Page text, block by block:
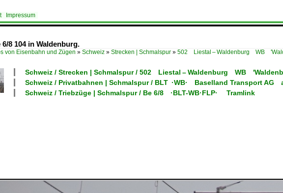
Impressum
8 104 in Waldenburg.
von Eisenbahn und Zügen » Schweiz » Strecken | Schmalspur » 502 Liestal – Waldenburg WB
Schweiz / Strecken | Schmalspur / 502 Liestal – Waldenburg WB
Schweiz / Privatbahnen | Schmalspur / BLT ·WB· Baselland Transport AG
Schweiz / Triebzüge | Schmalspur / Be 6/8 ·BLT-WB·FLP· Tramlink